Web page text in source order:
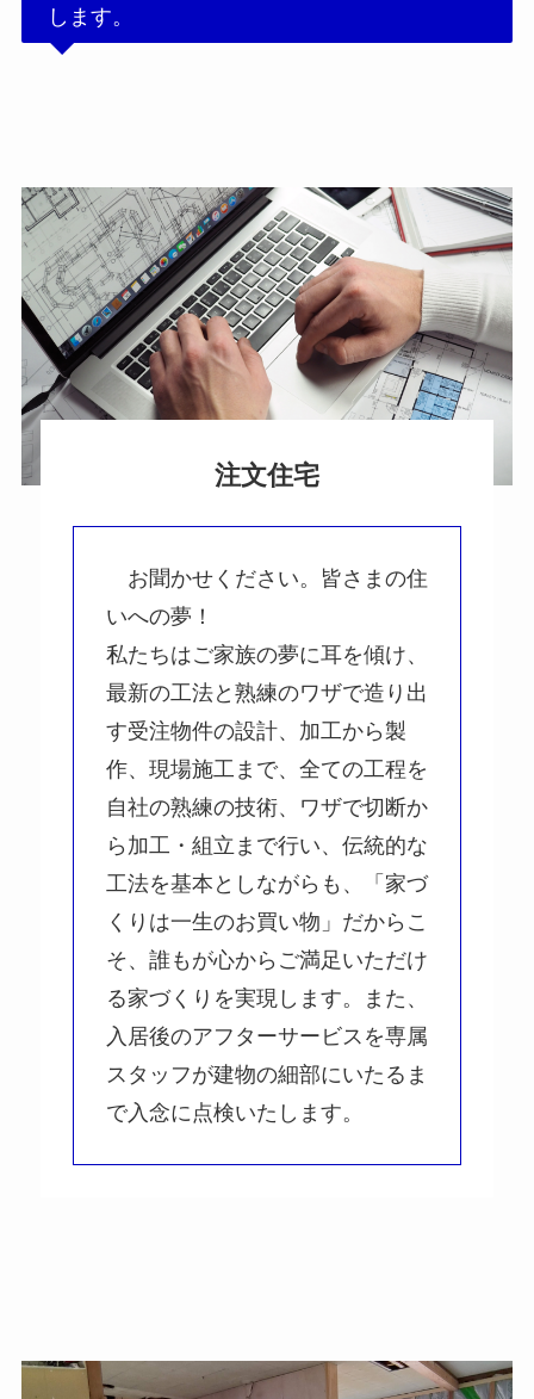
します。
注文住宅
お聞かせください。皆さまの住
いへの夢！
私たちはご家族の夢に耳を傾け、
最新の工法と熟練のワザで造り出
す受注物件の設計、加工から製
作、現場施工まで、全ての工程を
自社の熟練の技術、ワザで切断か
ら加工・組立まで行い、伝統的な
工法を基本としながらも、「家づ
くりは一生のお買い物」だからこ
そ、誰もが心からご満足いただけ
る家づくりを実現します。また、
入居後のアフターサービスを専属
スタッフが建物の細部にいたるま
で入念に点検いたします。